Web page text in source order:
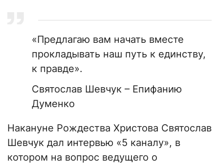
«Предлагаю вам начать вместе
прокладывать наш путь к единству,
к правде».
Святослав Шевчук – Епифанию
Думенко
Накануне Рождества Христова Святослав
Шевчук дал интервью «5 каналу», в
котором на вопрос ведущего о